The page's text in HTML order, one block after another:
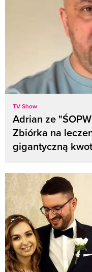
TV Show
Adrian ze
Zbiórka na
gigantyczną